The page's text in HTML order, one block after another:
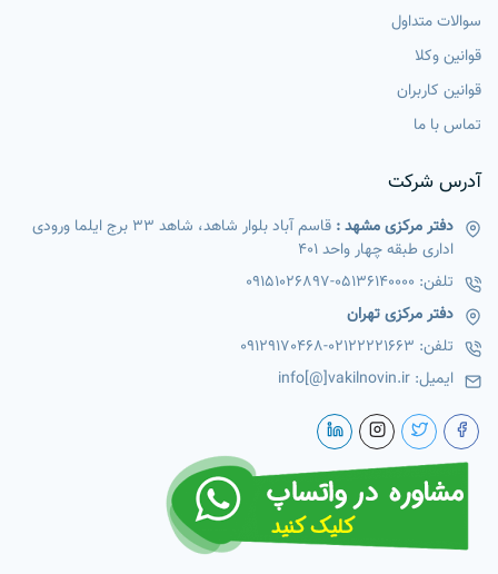
سوالات متداول
قوانین وکلا
قوانین کاربران
تماس با ما
آدرس شرکت
دفتر مرکزی مشهد :
قاسم آباد بلوار شاهد، شاهد 33 برج ایلما ورودی
اداری طبقه چهار واحد 401
تلفن: 05136140000
-
09151026897
دفتر مرکزی تهران
تلفن: 02122221663
-
09129170468
ایمیل: info[@]vakilnovin.ir